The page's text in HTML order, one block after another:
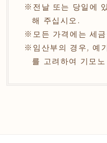
전날 또는 당일에
해 주십시오.
모든 가격에는 세
임산부의 경우, 예
를 고려하여 기모